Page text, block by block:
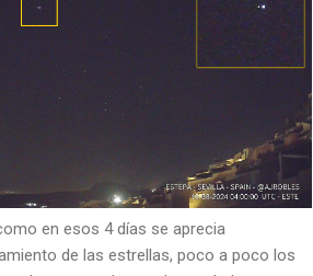
en esos 4 días se aprecia
de las estrellas, poco a poco los